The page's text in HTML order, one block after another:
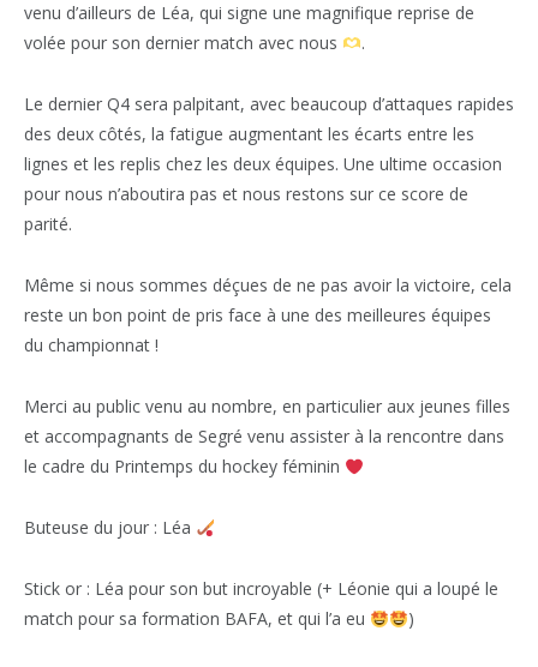
venu d’ailleurs de Léa, qui signe une magnifique reprise de
volée pour son dernier match avec nous
.
Le dernier Q4 sera palpitant, avec beaucoup d’attaques rapides
des deux côtés, la fatigue augmentant les écarts entre les
lignes et les replis chez les deux équipes. Une ultime occasion
pour nous n’aboutira pas et nous restons sur ce score de
parité.
Même si nous sommes déçues de ne pas avoir la victoire, cela
reste un bon point de pris face à une des meilleures équipes
du championnat !
Merci au public venu au nombre, en particulier aux jeunes filles
et accompagnants de Segré venu assister à la rencontre dans
le cadre du Printemps du hockey féminin
Buteuse du jour : Léa
Stick or : Léa pour son but incroyable (+ Léonie qui a loupé le
match pour sa formation BAFA, et qui l’a eu
)